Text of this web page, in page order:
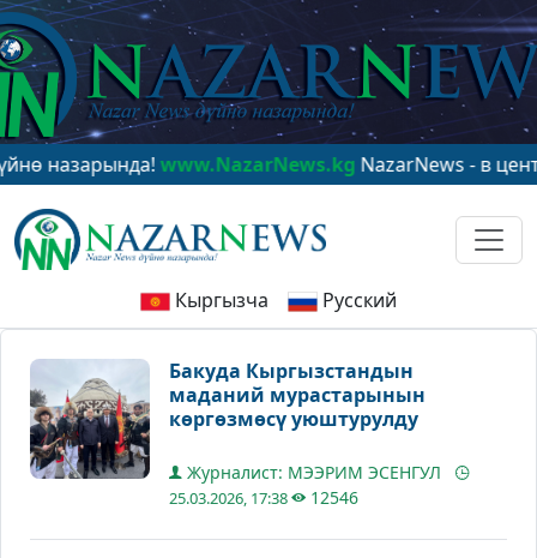
www.NazarNews.kgNazarNews - в центре
Кыргызча Русский
Бакуда Кыргызстандын
маданий мурастарынын
көргөзмөсү уюштурулду
Журналист: МЭЭРИМ ЭСЕНГУЛ
25.03.2026, 17:38 12546